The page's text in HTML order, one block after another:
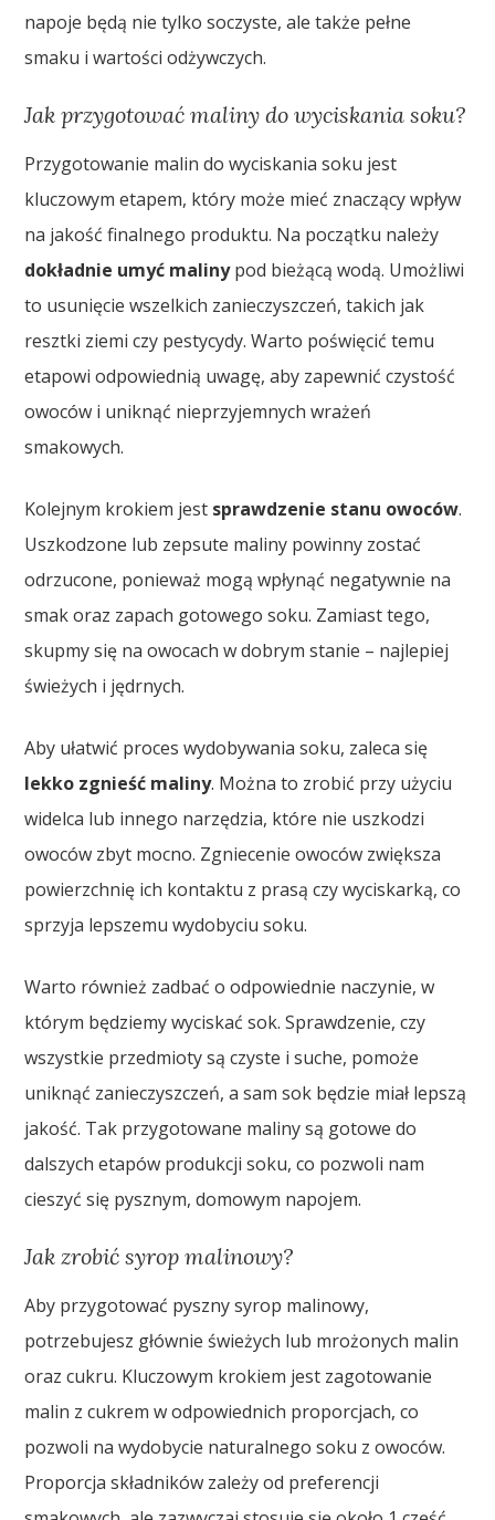
napoje będą nie tylko soczyste, ale także pełne
smaku i wartości odżywczych.
Jak przygotować maliny do wyciskania soku?
Przygotowanie malin do wyciskania soku jest
kluczowym etapem, który może mieć znaczący wpływ
na jakość finalnego produktu. Na początku należy
dokładnie umyć malinypod bieżącą wodą. Umożliwi
to usunięcie wszelkich zanieczyszczeń, takich jak
resztki ziemi czy pestycydy. Warto poświęcić temu
etapowi odpowiednią uwagę, aby zapewnić czystość
owoców i uniknąć nieprzyjemnych wrażeń
smakowych.
Kolejnym krokiem jest sprawdzenie stanu owoców.
Uszkodzone lub zepsute maliny powinny zostać
odrzucone, ponieważ mogą wpłynąć negatywnie na
smak oraz zapach gotowego soku. Zamiast tego,
skupmy się na owocach w dobrym stanie – najlepiej
świeżych i jędrnych.
Aby ułatwić proces wydobywania soku, zaleca się
lekko zgnieść maliny. Można to zrobić przy użyciu
widelca lub innego narzędzia, które nie uszkodzi
owoców zbyt mocno. Zgniecenie owoców zwiększa
powierzchnię ich kontaktu z prasą czy wyciskarką, co
sprzyja lepszemu wydobyciu soku.
Warto również zadbać o odpowiednie naczynie, w
którym będziemy wyciskać sok. Sprawdzenie, czy
wszystkie przedmioty są czyste i suche, pomoże
uniknąć zanieczyszczeń, a sam sok będzie miał lepszą
jakość. Tak przygotowane maliny są gotowe do
dalszych etapów produkcji soku, co pozwoli nam
cieszyć się pysznym, domowym napojem.
Jak zrobić syrop malinowy?
Aby przygotować pyszny syrop malinowy,
potrzebujesz głównie świeżych lub mrożonych malin
oraz cukru. Kluczowym krokiem jest zagotowanie
malin z cukrem w odpowiednich proporcjach, co
pozwoli na wydobycie naturalnego soku z owoców.
Proporcja składników zależy od preferencji